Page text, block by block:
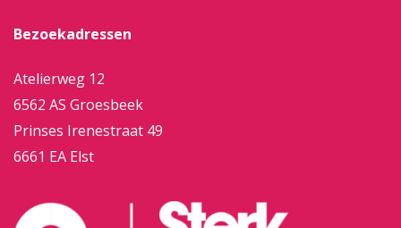
Bezoekadressen
Atelierweg 12
6562 AS Groesbeek
Prinses Irenestraat 49
6661 EA Elst